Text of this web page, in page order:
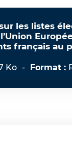
les listes
français au
Ko - Format :